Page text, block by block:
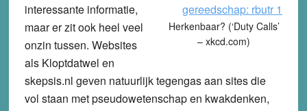
Herkenbaar? (‘Duty Calls’
– xkcd.com)
interessante informatie,
maar er zit ook heel veel
onzin tussen. Websites
als Kloptdatwel en
skepsis.nl geven natuurlijk tegengas aan sites die
vol staan met pseudowetenschap en kwakdenken,